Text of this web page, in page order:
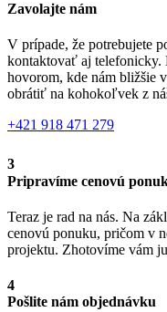
Zavolajte nám
V prípade, že potrebujete
kontaktovať aj telefonicky.
hovorom, kde nám bližšie
obrátiť na kohokoľvek z
+421 918 471 279
3
Pripravíme cenovú
Teraz je rad na nás. Na
cenovú ponuku, pričom v
projektu. Zhotovíme vám
4
Pošlite nám objednávku